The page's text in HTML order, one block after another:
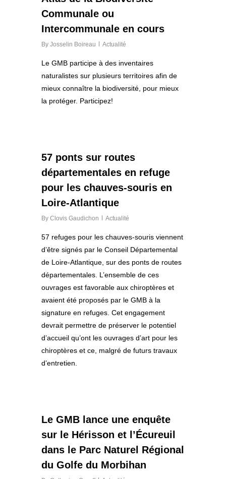
Communale ou
Intercommunale en cours
By Josselin Boireau Actualité
Le GMB participe à des inventaires
naturalistes sur plusieurs territoires afin de
mieux connaître la biodiversité, pour mieux
la protéger. Participez!
57 ponts sur routes
départementales en refuge
pour les chauves-souris en
Loire-Atlantique
By Clovis Gaudichon Actualité
57 refuges pour les chauves-souris viennent
d’être signés par le Conseil Départemental
de Loire-Atlantique, sur des ponts de routes
départementales. L’ensemble de ces
ouvrages est favorable aux chiroptères et
avaient été proposés par le GMB à la
signature en refuges. Cet engagement
devrait permettre de préserver le potentiel
d’accueil qu’ont les ouvrages d’art pour les
chiroptères et ce, malgré de futurs travaux
d’entretien.
Le GMB lance une enquête
sur le Hérisson et l’Écureuil
dans le Parc Naturel Régional
du Golfe du Morbihan